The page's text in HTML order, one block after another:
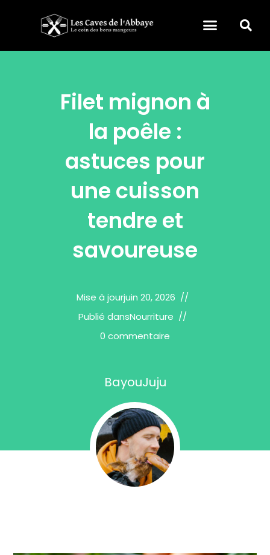
Filet mignon à
la poêle :
astuces pour
une cuisson
tendre et
savoureuse
Mise à jourjuin 20, 2026
Publié dansNourriture
0 commentaire
BayouJuju